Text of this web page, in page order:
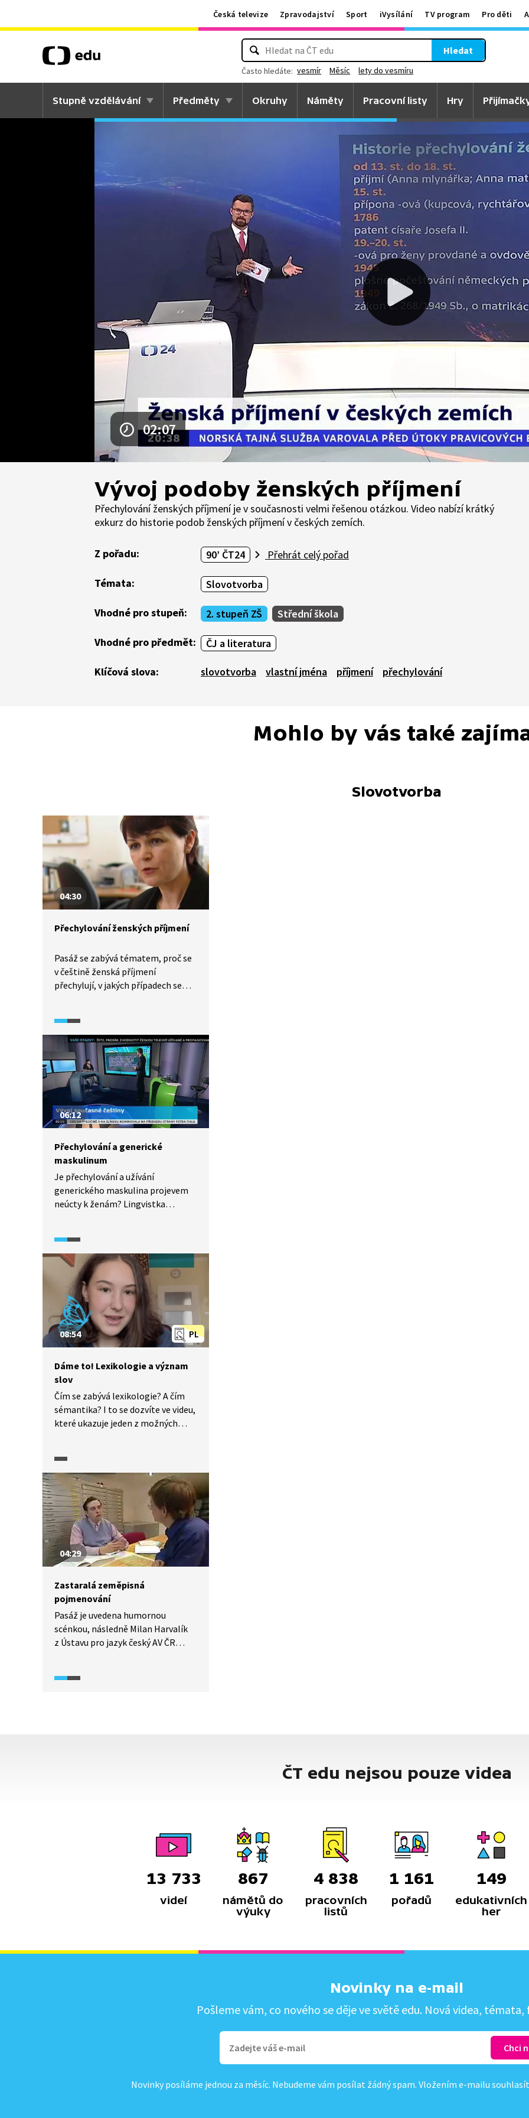
Česká televize Zpravodajství Sport iVysílání TV program Pro děti
Hledat
Často hledáte: vesmír Měsíc lety do vesmíru
Stupně vzdělávání Předměty Okruhy Náměty Pracovní listy Hry
02:07
Vývoj podoby ženských příjmení
Přechylování ženských příjmení je v současnosti velmi řešenou otázkou. Video nabízí krátký
exkurz do historie podob ženských příjmení v českých zemích.
Z pořadu: 90’ ČT24 Přehrát celý pořad
Témata: Slovotvorba
Vhodné pro stupeň: 2. stupeň ZŠ Střední škola
Vhodné pro předmět: ČJ a literatura
Klíčová slova: slovotvorba vlastní jména příjmení přechylování
Mohlo by vás také
Slovotvorba
04:30
Přechylování ženských příjmení
Pasáž se zabývá tématem, proč se
v češtině ženská příjmení
přechylují, v jakých případech se
v různých nářečích.
06:12
Přechylování a generické
maskulinum
Je přechylování a užívání
generického maskulina projevem
neúcty k ženám? Lingvistka
rozebírá problematiku
přechylování cizích i domácích slov
a vlastních jmen.
PL
08:54
Dáme to! Lexikologie a význam
slov
Čím se zabývá lexikologie? A čím
sémantika? I to se dozvíte ve videu,
které ukazuje jeden z možných
slovy a jejich významy v textu.
To vše s komentářem, nakolik jsou
zvolené postupy řešení vhodné
a zda vedou ke správnému řešení.
04:29
Zastaralá zeměpisná
pojmenování
Pasáž je uvedena humornou
scénkou, následně Milan Harvalík
z Ústavu pro jazyk český AV ČR
od názvů dnešních.
ČT edu nejsou pouze videa
13 733
videí
867
námětů do
výuky
4 838
pracovních
listů
1 161
pořadů
149
edukativních
her
Novinky na e-mail
Pošleme vám, co nového se děje ve světě edu. Nová videa, témata,
Novinky posíláme jednou za měsíc. Nebudeme vám posílat žádný spam. Vložením e-mailu